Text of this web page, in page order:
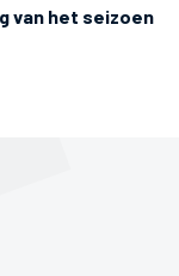
van het seizoen